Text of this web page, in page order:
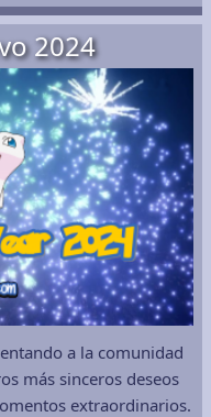
2024
a la comunidad
más sinceros deseos
extraordinarios.